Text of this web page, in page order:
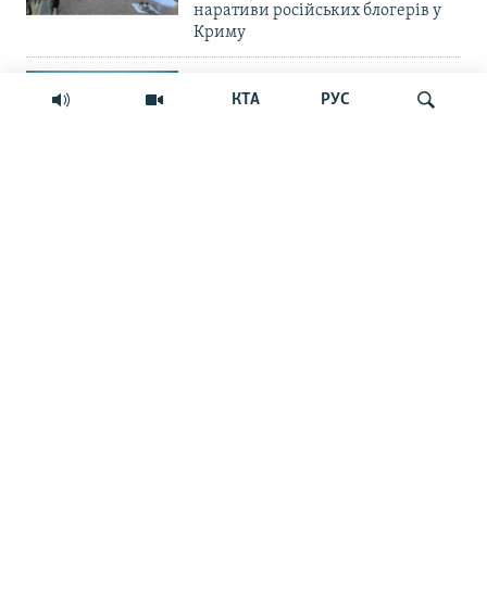
КТА РУС
наративи російських блогерів у
Криму
У Севастополі уразили російську